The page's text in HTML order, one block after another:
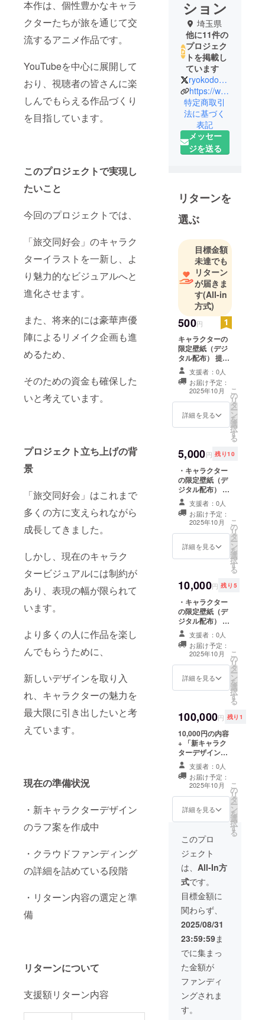
本作は、個性豊かなキャラ
クターたちが旅を通じて交
流するアニメ作品です。
YouTubeを中心に展開して
おり、視聴者の皆さんに楽
しんでもらえる作品づくり
を目指しています。
このプロジェクトで実現し
たいこと
今回のプロジェクトでは、
「旅交同好会」のキャラク
ターイラストを一新し、よ
り魅力的なビジュアルへと
進化させます。
また、将来的には豪華声優
陣によるリメイク企画も進
めるため、
そのための資金も確保した
いと考えています。
プロジェクト立ち上げの背
景
「旅交同好会」はこれまで
多くの方に支えられながら
成長してきました。
しかし、現在のキャラク
タービジュアルには制約が
あり、表現の幅が限られて
います。
より多くの人に作品を楽し
んでもらうために、
新しいデザインを取り入
れ、キャラクターの魅力を
最大限に引き出したいと考
えています。
現在の準備状況
・新キャラクターデザイン
のラフ案を作成中
・クラウドファンディング
の詳細を詰めている段階
・リターン内容の選定と準
備
リターンについて
支援額リターン内容
ション
埼玉県
他に11件の
プロジェク
トを掲載し
ています
ryokodokokai
https://www.youtube.com/c/%E6%97%85%E4%BA%A4%E5%90%8C%E5%A5%BD%E4%BC%9A%E3%83%81%E3%83%A3%E3%83%B3%E3%83%8D%E3%83%AB
特定商取引
法に基づく
表記
メッセー
ジを送る
リターンを
選ぶ
目標金額
未達でも
リターン
が届きま
す(All-in
方式)
500円
キャラクターの
限定壁紙（デジ
タル配布） 提供
方法：メールに
URLを記載しま
す。
支援者：0人
お届け予定：
2025年10月
詳細を見る
こ
の
リ
タ
ー
ン
を
選
択
す
る
5,000円 残り10
・キャラクター
の限定壁紙（デ
ジタル配布） ・
キャラクターの
「表情差分セッ
ト」（喜怒哀楽4
種類、デジタ
ル） 提供方法：
メールにURLを
支援者：0人
お届け予定：
2025年10月
詳細を見る
こ
の
リ
タ
ー
ン
を
選
択
す
る
10,000円 残り5
・キャラクター
の限定壁紙（デ
ジタル配布） ・
キャラクターの
「表情差分セッ
ト」（喜怒哀楽4
種類、デジタ
ル） ・キャラク
ターの書下ろし
URLを記載しま
支援者：0人
お届け予定：
2025年10月
詳細を見る
こ
の
リ
タ
ー
ン
を
選
択
す
る
100,000円 残り1
10,000円の内容
+ 「新キャラク
ターデザインリ
クエスト権」 ※
デザイン案を相
談の上、今後旅
交同好会に登場
する新キャラク
ターを制作 （登
（ご要望は伺い
ます）） 提供方
法：メールに
URLを記載しま
す。
支援者：0人
お届け予定：
2025年10月
詳細を見る
こ
の
リ
タ
ー
ン
を
選
択
す
る
このプロ
ジェクト
は、 All-In方
式です。
目標金額に
関わらず、
2025/08/31
23:59:59ま
でに集まっ
た金額が
ファンディ
ングされま
す。